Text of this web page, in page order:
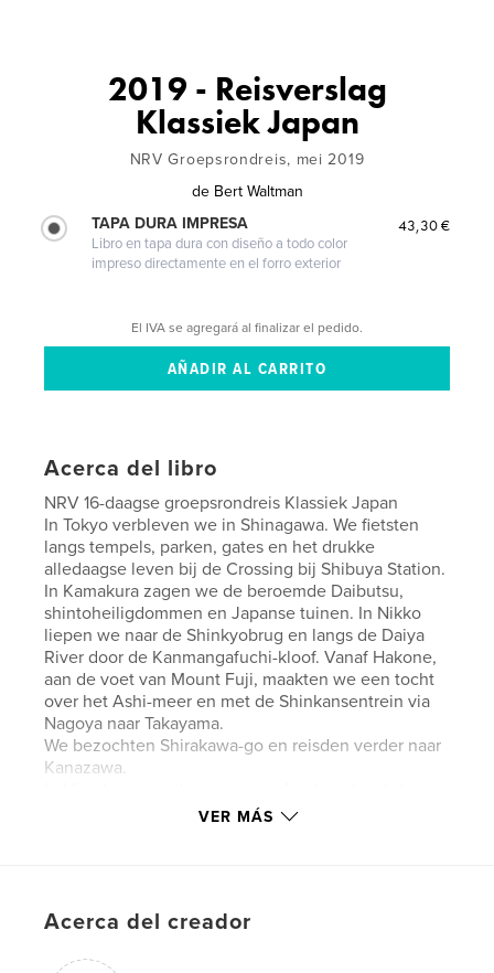
2019 - Reisverslag
Klassiek Japan
NRV Groepsrondreis, mei 2019
de Bert Waltman
TAPA DURA IMPRESA
Libro en tapa dura con diseño a todo color
impreso directamente en el forro exterior
43,30 €
El IVA se agregará al finalizar el pedido.
Acerca del libro
NRV 16-daagse groepsrondreis Klassiek Japan
In Tokyo verbleven we in Shinagawa. We fietsten
langs tempels, parken, gates en het drukke
alledaagse leven bij de Crossing bij Shibuya Station.
In Kamakura zagen we de beroemde Daibutsu,
shintoheiligdommen en Japanse tuinen. In Nikko
liepen we naar de Shinkyobrug en langs de Daiya
River door de Kanmangafuchi-kloof. Vanaf Hakone,
aan de voet van Mount Fuji, maakten we een tocht
over het Ashi-meer en met de Shinkansentrein via
Nagoya naar Takayama.
We bezochten Shirakawa-go en reisden verder naar
Kanazawa.
verschrikkingen van de atoombom. We waren op
bijzondere en onvergetelijke rondreis!
VER MÁS
Acerca del creador